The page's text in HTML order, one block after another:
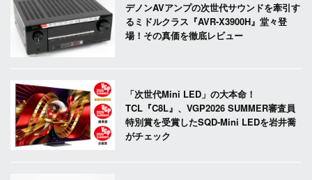
デノンAVアンプの次世代サウンドを牽引す
るミドルクラス『AVR-X3900H』堂々登
場！その真価を徹底レビュー
「次世代Mini LED」の大本命！
TCL『C8L』、VGP2026 SUMMER審査員
特別賞を受賞したSQD-Mini LEDを岩井喬
がチェック